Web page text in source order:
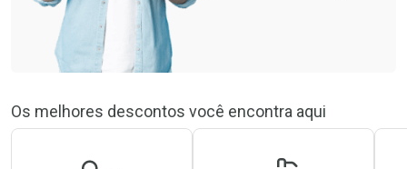
Os melhores descontos você encontra aqui